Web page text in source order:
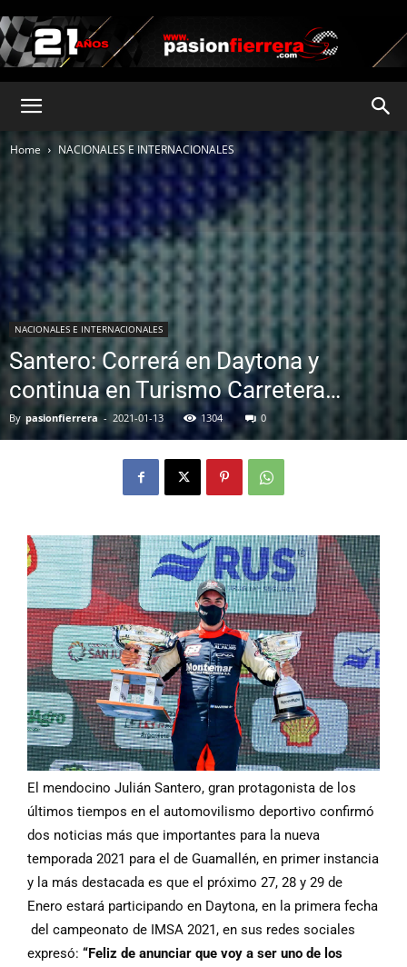
Home NACIONALES E INTERNACIONALES
NACIONALES E INTERNACIONALES
Santero: Correrá en Daytona y
continua en Turismo Carretera…
By pasionfierrera - 2021-01-13 1304 0
El mendocino Julián Santero, gran protagonista de los
últimos tiempos en el automovilismo deportivo confirmó
dos noticias más que importantes para la nueva
temporada 2021 para el de Guamallén, en primer instancia
y la más destacada es que el próximo 27, 28 y 29 de
Enero estará participando en Daytona, en la primera fecha
del campeonato de IMSA 2021, en sus redes sociales
expresó: “Feliz de anunciar que voy a ser uno de los